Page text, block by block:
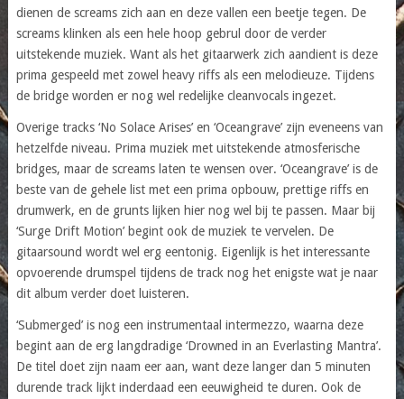
dienen de screams zich aan en deze vallen een beetje tegen. De
screams klinken als een hele hoop gebrul door de verder
uitstekende muziek. Want als het gitaarwerk zich aandient is deze
prima gespeeld met zowel heavy riffs als een melodieuze. Tijdens
de bridge worden er nog wel redelijke cleanvocals ingezet.
Overige tracks ‘No Solace Arises’ en ‘Oceangrave’ zijn eveneens van
hetzelfde niveau. Prima muziek met uitstekende atmosferische
bridges, maar de screams laten te wensen over. ‘Oceangrave’ is de
beste van de gehele list met een prima opbouw, prettige riffs en
drumwerk, en de grunts lijken hier nog wel bij te passen. Maar bij
‘Surge Drift Motion’ begint ook de muziek te vervelen. De
gitaarsound wordt wel erg eentonig. Eigenlijk is het interessante
opvoerende drumspel tijdens de track nog het enigste wat je naar
dit album verder doet luisteren.
‘Submerged’ is nog een instrumentaal intermezzo, waarna deze
begint aan de erg langdradige ‘Drowned in an Everlasting Mantra’.
De titel doet zijn naam eer aan, want deze langer dan 5 minuten
durende track lijkt inderdaad een eeuwigheid te duren. Ook de